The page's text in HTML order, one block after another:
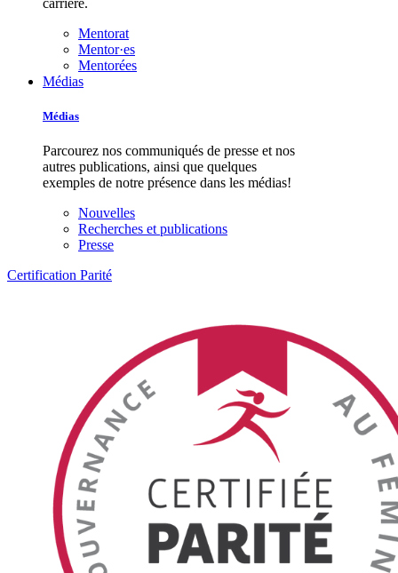
carrière.
Mentorat
Mentor·es
Mentorées
Médias
Médias
Parcourez nos communiqués de presse et nos
autres publications, ainsi que quelques
exemples de notre présence dans les médias!
Nouvelles
Recherches et publications
Presse
Certification Parité